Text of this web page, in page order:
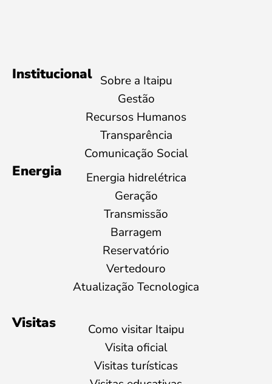
Institucional Sobre a Itaipu
Gestão
Recursos Humanos
Transparência
Comunicação Social
Energia
Energia hidrelétrica
Geração
Transmissão
Barragem
Reservatório
Vertedouro
Atualização Tecnologica
Visitas
Como visitar Itaipu
Visita oficial
Visitas turísticas